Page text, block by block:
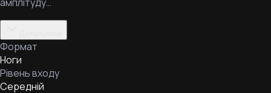
Формат
Ноги
Рівень входу
Середній